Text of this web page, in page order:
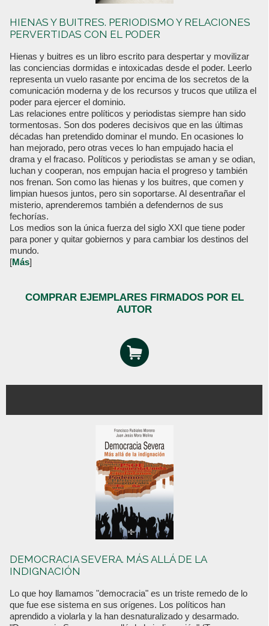
HIENAS Y BUITRES. PERIODISMO Y RELACIONES
PERVERTIDAS CON EL PODER
Hienas y buitres es un libro escrito para despertar y movilizar
las conciencias dormidas e intoxicadas desde el poder. Leerlo
representa un vuelo rasante por encima de los secretos de la
comunicación moderna y de los recursos y trucos que utiliza el
poder para ejercer el dominio.
Las relaciones entre políticos y periodistas siempre han sido
tormentosas. Son dos poderes decisivos que en las últimas
décadas han pretendido dominar el mundo. En ocasiones lo
han mejorado, pero otras veces lo han empujado hacia el
drama y el fracaso. Políticos y periodistas se aman y se odian,
luchan y cooperan, nos empujan hacia el progreso y también
nos frenan. Son como las hienas y los buitres, que comen y
limpian huesos juntos, pero sin soportarse. Al desentrañar el
misterio, aprenderemos también a defendernos de sus
fechorías.
Los medios son la única fuerza del siglo XXI que tiene poder
para poner y quitar gobiernos y para cambiar los destinos del
mundo.
[Más]
COMPRAR EJEMPLARES FIRMADOS POR EL
AUTOR
DEMOCRACIA SEVERA. MÁS ALLÁ DE LA
INDIGNACIÓN
Lo que hoy llamamos "democracia" es un triste remedo de lo
que fue ese sistema en sus orígenes. Los políticos han
aprendido a violarla y la han desnaturalizado y desarmado.